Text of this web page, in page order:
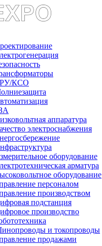
КСО
аппаратура
электроснабжения
оборудование
арматура
оборудование
персоналом
производством
подстанция
производство
и токопроводы
продажами